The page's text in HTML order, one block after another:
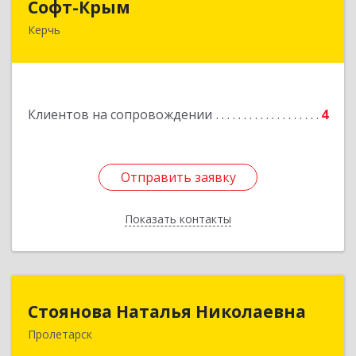
Софт-Крым
Керчь
Клиентов на сопровождении 4
Отправить заявку
Показать контакты
Республика Калмыкия, г. Элиста, ул. Губаревича,
Отправить заявку
Назад
Стоянова Наталья Николаевна
Пролетарск